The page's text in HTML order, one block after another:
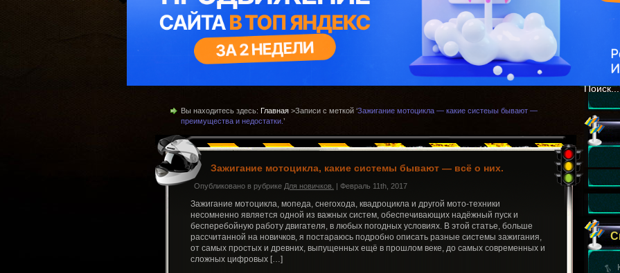
Вы находитесь здесь: Главная >Записи с меткой ‘Зажигание мотоцикла — какие систеыы бывают —
преимущества и недостатки. ’
Зажигание мотоцикла, какие системы бывают — всё о них.
Опубликовано в рубрике Для новичков. | Февраль 11th, 2017
Зажигание мотоцикла, мопеда, снегохода, квадроцикла и другой мото-техники
несомненно является одной из важных систем, обеспечивающих надёжный пуск и
бесперебойную работу двигателя, в любых погодных условиях. В этой статье, больше
рассчитанной на новичков, я постараюсь подробно описать разные системы зажигания,
от самых простых и древних, выпущенных ещё в прошлом веке, до самых современных и
сложных цифровых […]